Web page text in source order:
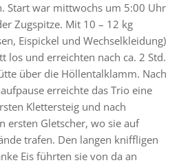
Start war mittwochs um 5:00 Uhr
Zugspitze. Mit 10 – 12 kg
Eispickel und Wechselkleidung)
los und erreichten nach ca. 2 Std.
über die Höllentalklamm. Nach
erreichte das Trio eine
Klettersteig und nach
ersten Gletscher, wo sie auf
trafen. Den langen kniffligen
Eis führten sie von da an